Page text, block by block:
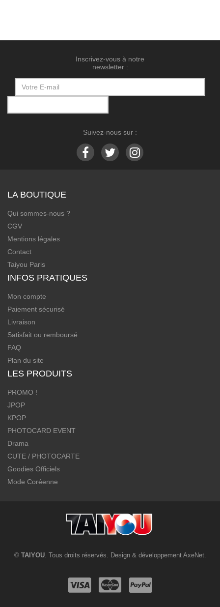
Inscrivez-vous à notre
newsletter :
Suivez-nous sur :
LA BOUTIQUE
Qui sommes-nous ?
CGV
Mentions légales
Contact
Taiyou Paris
INFOS PRATIQUES
Mon compte
Paiement sécurisé
Livraison
Satisfait ou remboursé
FAQ
Plan du site
LES PRODUITS
PROMO !
JPOP
KPOP
PHOTOCARD EVENT
Drama
CUTE / PHOTOCARTE
Goodies Officiels
Mode Coréenne
© TAIYOU. Tous droits réservés. Design & développement AxeNet.